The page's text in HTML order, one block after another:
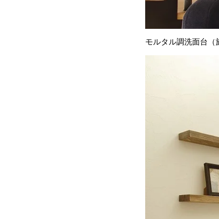
モルタル調洗面台（